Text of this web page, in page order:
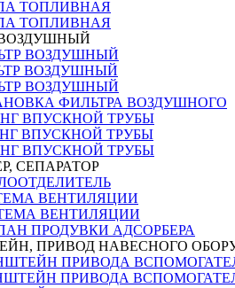
ТОПЛИВНАЯ
ТОПЛИВНАЯ
ВОЗДУШНЫЙ
ВОЗДУШНЫЙ
ВОЗДУШНЫЙ
ВОЗДУШНЫЙ
ФИЛЬТРА ВОЗДУШНОГО
ВПУСКНОЙ ТРУБЫ
ВПУСКНОЙ ТРУБЫ
ВПУСКНОЙ ТРУБЫ
СЕПАРАТОР
ВЕНТИЛЯЦИИ
ВЕНТИЛЯЦИИ
ПРОДУВКИ АДСОРБЕРА
ПРИВОД НАВЕСНОГО
ПРИВОДА
ПРИВОДА